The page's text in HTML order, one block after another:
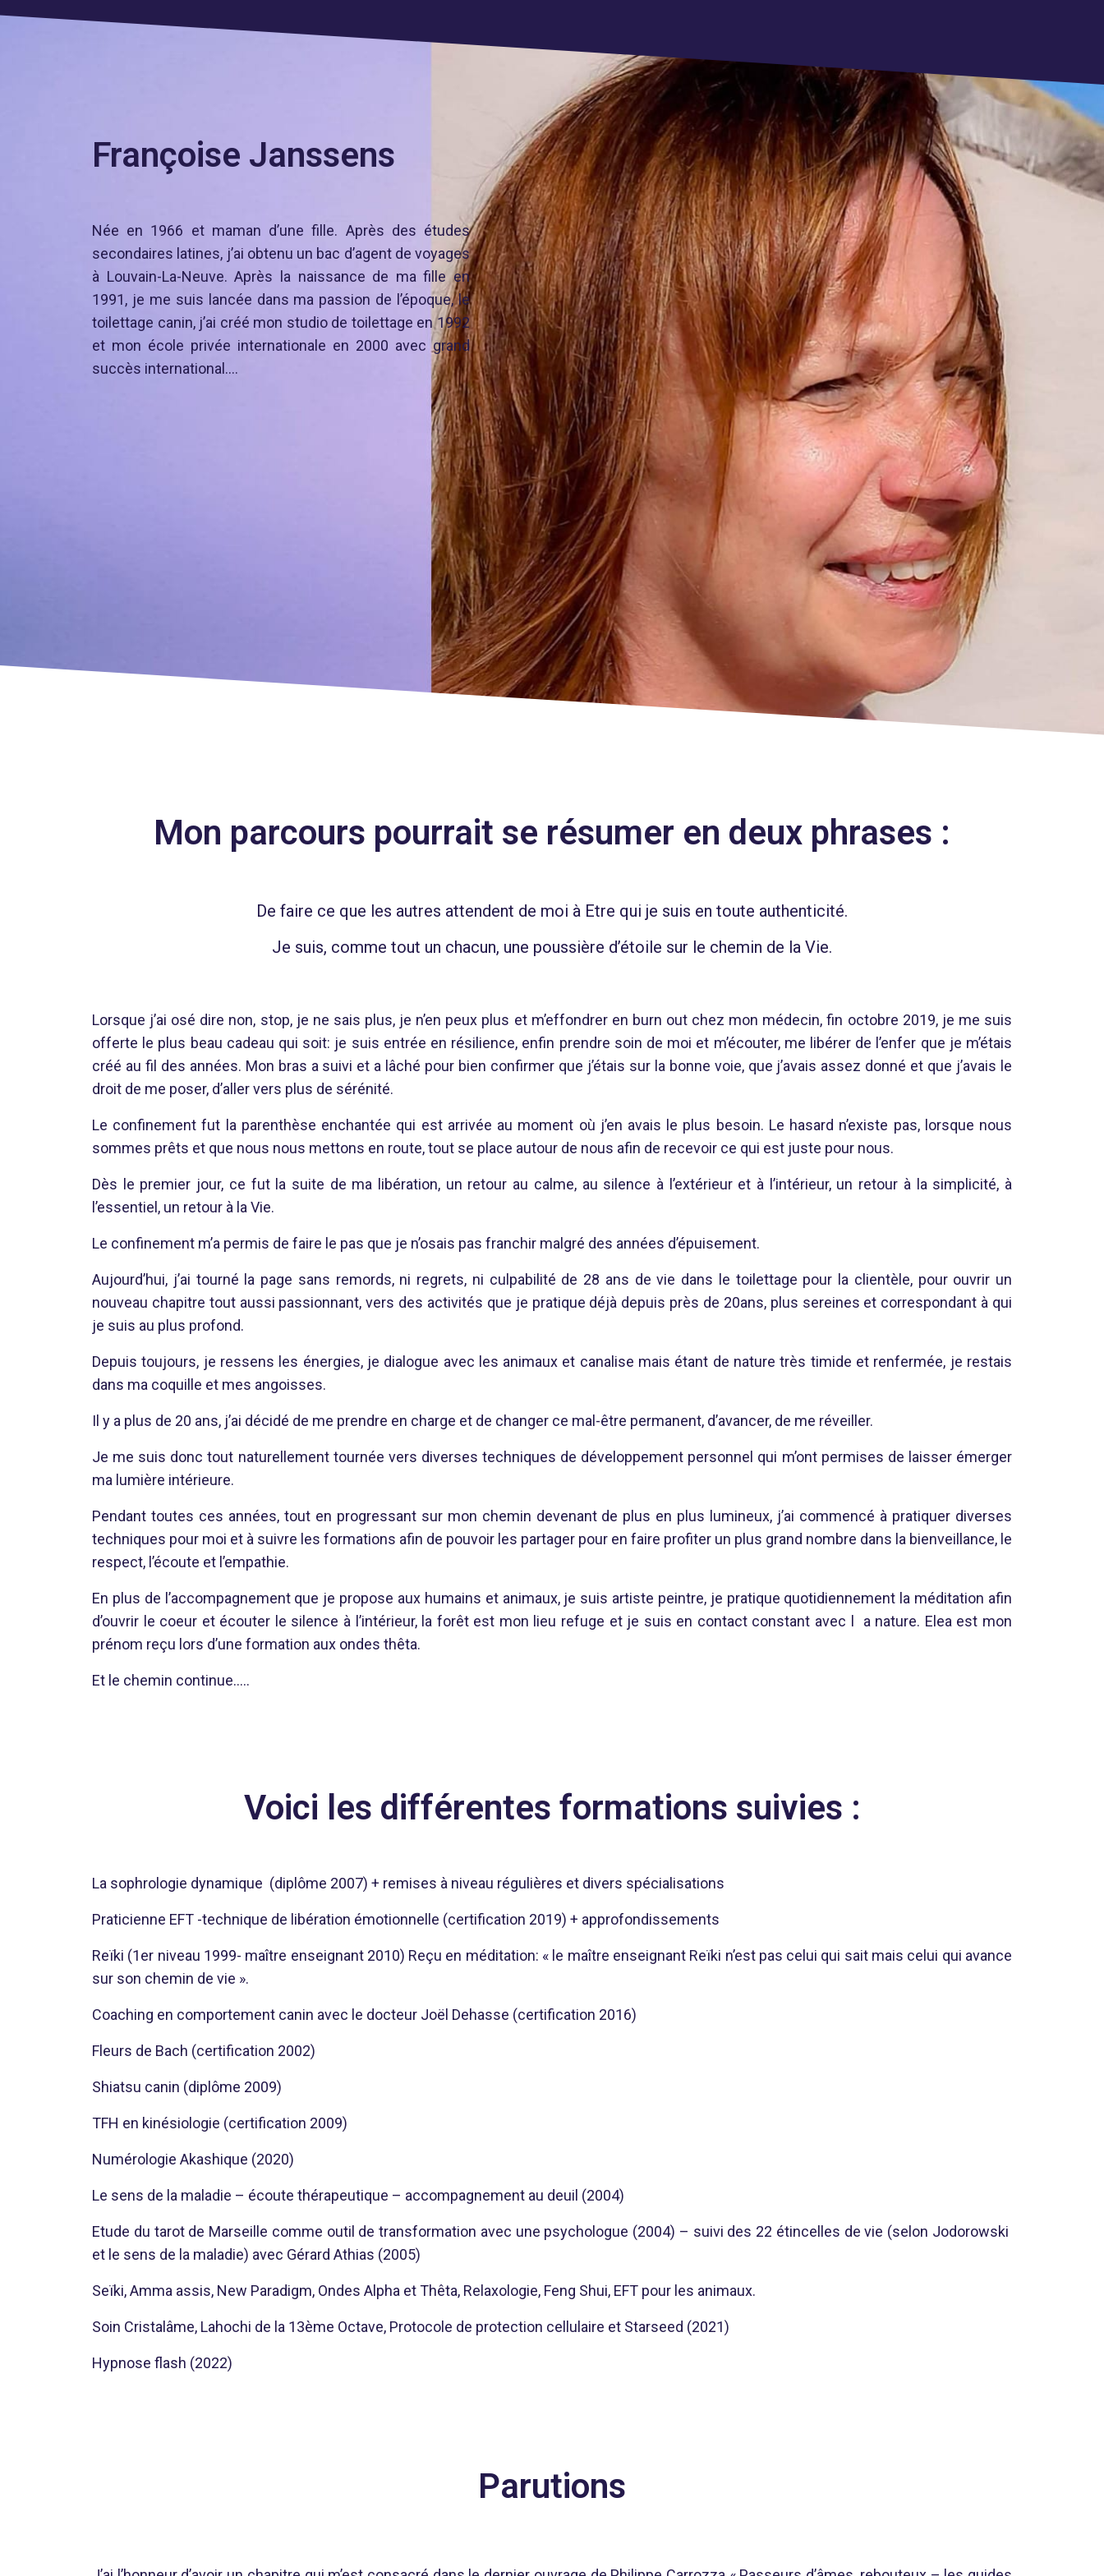
Françoise Janssens
Née en 1966 et maman d’une fille. Après des études
secondaires latines, j’ai obtenu un bac d’agent de voyages
à Louvain-La-Neuve. Après la naissance de ma fille en
1991, je me suis lancée dans ma passion de l’époque, le
toilettage canin, j’ai créé mon studio de toilettage en 1992
et mon école privée internationale en 2000 avec grand
succès international….
Mon parcours pourrait se résumer en deux phrases :
De faire ce que les autres attendent de moi à Etre qui je suis en toute authenticité.
Je suis, comme tout un chacun, une poussière d’étoile sur le chemin de la Vie.
Lorsque j’ai osé dire non, stop, je ne sais plus, je n’en peux plus et m’effondrer en burn out chez mon médecin, fin octobre 2019, je me suis
offerte le plus beau cadeau qui soit: je suis entrée en résilience, enfin prendre soin de moi et m’écouter, me libérer de l’enfer que je m’étais
créé au fil des années. Mon bras a suivi et a lâché pour bien confirmer que j’étais sur la bonne voie, que j’avais assez donné et que j’avais le
droit de me poser, d’aller vers plus de sérénité.
Le confinement fut la parenthèse enchantée qui est arrivée au moment où j’en avais le plus besoin. Le hasard n’existe pas, lorsque nous
sommes prêts et que nous nous mettons en route, tout se place autour de nous afin de recevoir ce qui est juste pour nous.
Dès le premier jour, ce fut la suite de ma libération, un retour au calme, au silence à l’extérieur et à l’intérieur, un retour à la simplicité, à
l’essentiel, un retour à la Vie.
Le confinement m’a permis de faire le pas que je n’osais pas franchir malgré des années d’épuisement.
Aujourd’hui, j’ai tourné la page sans remords, ni regrets, ni culpabilité de 28 ans de vie dans le toilettage pour la clientèle, pour ouvrir un
nouveau chapitre tout aussi passionnant, vers des activités que je pratique déjà depuis près de 20ans, plus sereines et correspondant à qui
je suis au plus profond.
Depuis toujours, je ressens les énergies, je dialogue avec les animaux et canalise mais étant de nature très timide et renfermée, je restais
dans ma coquille et mes angoisses.
Il y a plus de 20 ans, j’ai décidé de me prendre en charge et de changer ce mal-être permanent, d’avancer, de me réveiller.
Je me suis donc tout naturellement tournée vers diverses techniques de développement personnel qui m’ont permises de laisser émerger
ma lumière intérieure.
Pendant toutes ces années, tout en progressant sur mon chemin devenant de plus en plus lumineux, j’ai commencé à pratiquer diverses
techniques pour moi et à suivre les formations afin de pouvoir les partager pour en faire profiter un plus grand nombre dans la bienveillance, le
respect, l’écoute et l’empathie.
En plus de l’accompagnement que je propose aux humains et animaux, je suis artiste peintre, je pratique quotidiennement la méditation afin
d’ouvrir le coeur et écouter le silence à l’intérieur, la forêt est mon lieu refuge et je suis en contact constant avec l a nature. Elea est mon
prénom reçu lors d’une formation aux ondes thêta.
Et le chemin continue…..
Voici les différentes formations suivies :
La sophrologie dynamique (diplôme 2007) + remises à niveau régulières et divers spécialisations
Praticienne EFT -technique de libération émotionnelle (certification 2019) + approfondissements
Reïki (1er niveau 1999- maître enseignant 2010) Reçu en méditation: « le maître enseignant Reïki n’est pas celui qui sait mais celui qui avance
sur son chemin de vie ».
Coaching en comportement canin avec le docteur Joël Dehasse (certification 2016)
Fleurs de Bach (certification 2002)
Shiatsu canin (diplôme 2009)
TFH en kinésiologie (certification 2009)
Numérologie Akashique (2020)
Le sens de la maladie – écoute thérapeutique – accompagnement au deuil (2004)
Etude du tarot de Marseille comme outil de transformation avec une psychologue (2004) – suivi des 22 étincelles de vie (selon Jodorowski
et le sens de la maladie) avec Gérard Athias (2005)
Seïki, Amma assis, New Paradigm, Ondes Alpha et Thêta, Relaxologie, Feng Shui, EFT pour les animaux.
Soin Cristalâme, Lahochi de la 13ème Octave, Protocole de protection cellulaire et Starseed (2021)
Hypnose flash (2022)
Parutions